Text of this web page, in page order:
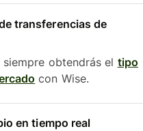
transferencias de
obtendrás el tipo
con Wise.
en tiempo real